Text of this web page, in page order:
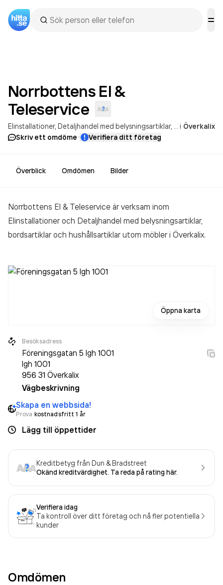
Norrbottens El &
Teleservice
Elinstallationer Detaljhandel med belysningsartiklar, bordsartiklar och hushållsartiklar utom möbler i Överkalix
Skriv ett omdöme· Verifiera ditt företag
Överblick Omdömen Bilder
Norrbottens El & Teleservice är verksam inom
Elinstallationer och Detaljhandel med belysningsartiklar,
bordsartiklar och hushållsartiklar utom möbleri Överkalix.
Öppna karta
Besöksadress
Föreningsgatan 5 lgh 1001
lgh 1001
956 31 Överkalix
Vägbeskrivning
Skapa en webbsida!
Prova kostnadsfritt 1 år
Lägg till öppettider
Kreditbetyg från Dun & Bradstreet
Okänd kreditvärdighet. Ta reda på rating här.
Verifiera idag
Ta kontroll över ditt företag och nå fler potentiella
kunder
Omdömen